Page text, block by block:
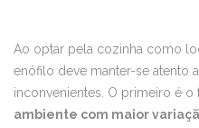
Ao optar pela cozinha como
enófilo deve manter-se atento
inconvenientes. O primeiro é o
ambiente com maior